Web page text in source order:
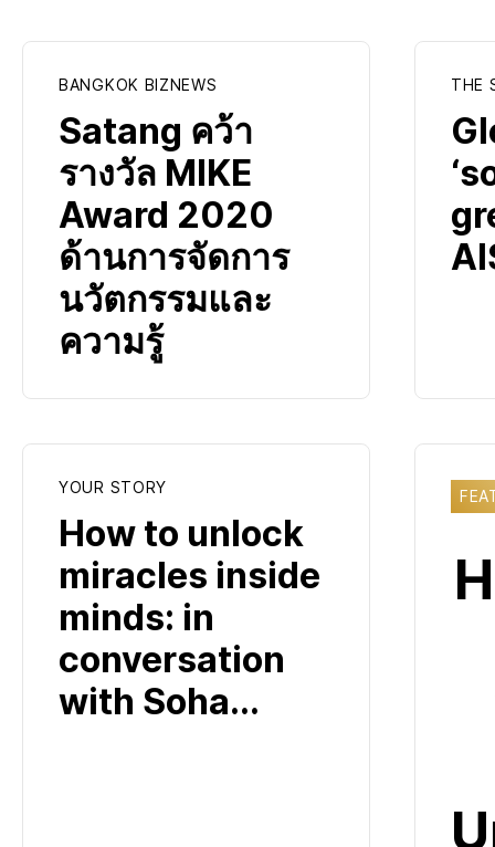
BANGKOK BIZNEWS
Satang คว้า
รางวัล MIKE
Award 2020
ด้านการจัดการ
นวัตกรรมและ
ความรู้
THE
YOUR STORY
How to unlock
miracles inside
minds: in
conversation
with Soha...